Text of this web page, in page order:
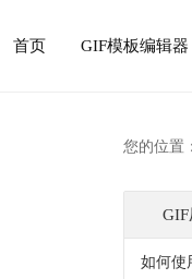
首页 GIF模板编辑器
您的位置
如何使